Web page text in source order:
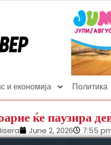
и економија Политика
ќе паузира
June 2, 2026 7:55